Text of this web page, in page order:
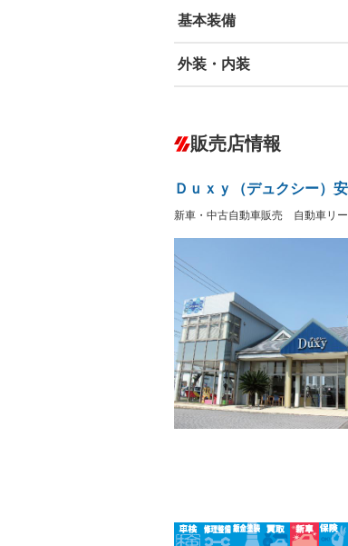
基本装備
エアバッグ：運転席/助手席/サ
－ ダウンヒルアシストコントロ
Bluetooth接続
外装・内装
オーディオ：ミュージックプ
－
ー
－
LEDヘッドランプ
ランフラットタイヤ
フルフラットシート －
シートヒーター －
フロントカメラ －
－ ルーフレール －
販売店情報
Ｄｕｘｙ（デュクシー）
新車・中古自動車販売 自動車リ